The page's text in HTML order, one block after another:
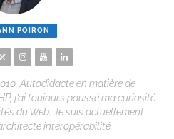
POIRON
Autodidacte en matière de
j’ai toujours poussé ma curiosité
du Web. Je suis actuellement
interopérabilité.